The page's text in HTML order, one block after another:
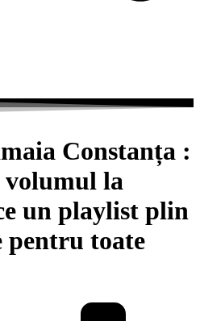
Constanța :
la
un playlist plin
pentru toate